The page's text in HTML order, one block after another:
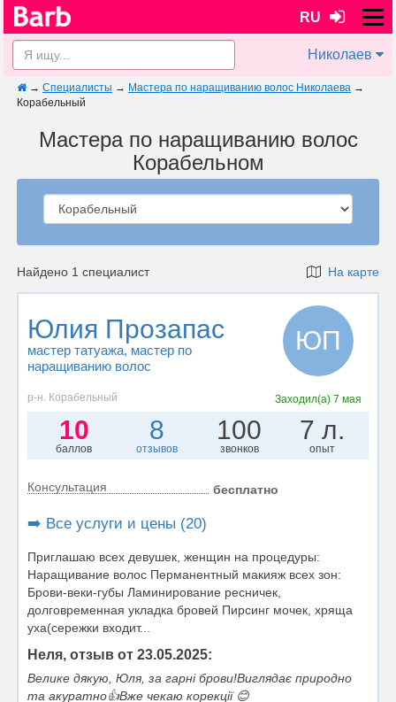
RU
Николаев
→ Специалисты → Мастера по наращиванию волос Николаева →
Корабельный
Мастера по наращиванию волос
Корабельном
Найдено 1 специалист На карте
Юлия Прозапас
мастер татуажа, мастер по
наращиванию волос
ЮП
р-н. Корабельный Заходил(а)7 мая
10
баллов
8
отзывов
100
звонков
7 л.
опыт
Консультация бесплатно
➡️ Все услуги и цены (20)
Приглашаю всех девушек, женщин на процедуры:
Наращивание волос Перманентный макияж всех зон:
Брови-веки-губы Ламинирование ресничек,
долговременная укладка бровей Пирсинг мочек, хряща
уха(сережки входит...
Неля, отзыв от 23.05.2025:
Велике дякую, Юля, за гарні брови!Виглядає природно
та акуратно👍Вже чекаю корекції 😊